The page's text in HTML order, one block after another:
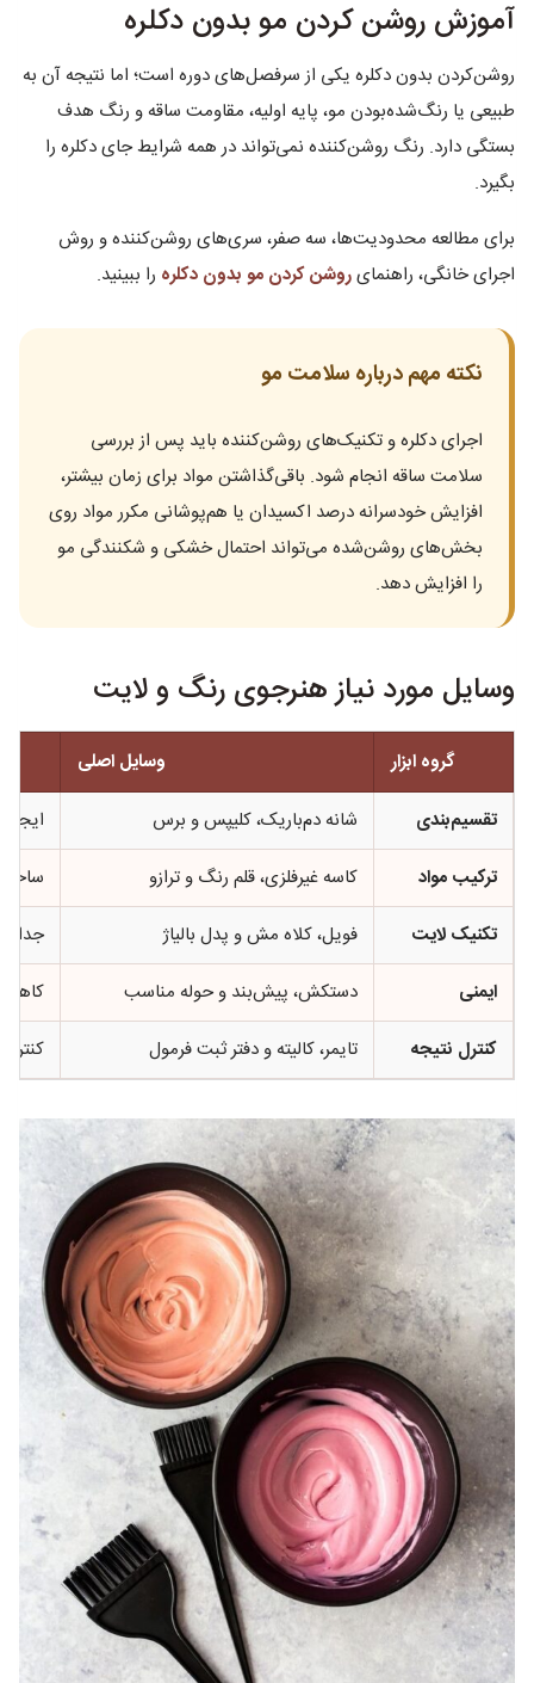
آموزش روشن کردن مو بدون دکلره
روشن‌کردن بدون دکلره یکی از سرفصل‌های دوره است؛ اما نتیجه آن به
طبیعی یا رنگ‌شده‌بودن مو، پایه اولیه، مقاومت ساقه و رنگ هدف
بستگی دارد. رنگ روشن‌کننده نمی‌تواند در همه شرایط جای دکلره را
بگیرد.
برای مطالعه محدودیت‌ها، سه صفر، سری‌های روشن‌کننده و روش
اجرای خانگی، راهنمایروشن کردن مو بدون دکلره را ببینید.
نکته مهم درباره سلامت مو
اجرای دکلره و تکنیک‌های روشن‌کننده باید پس از بررسی
سلامت ساقه انجام شود. باقی‌گذاشتن مواد برای زمان بیشتر،
افزایش خودسرانه درصد اکسیدان یا هم‌پوشانی مکرر مواد روی
بخش‌های روشن‌شده می‌تواند احتمال خشکی و شکنندگی مو
را افزایش دهد.
وسایل مورد نیاز هنرجوی رنگ و لایت
گروه ابزار
وسایل اصلی
تقسیم‌بندی
شانه دم‌باریک، کلیپس و برس
ترکیب مواد
کاسه غیرفلزی، قلم رنگ و ترازو
تکنیک لایت
فویل، کلاه مش و پدل بالیاژ
ایمنی
دستکش، پیش‌بند و حوله مناسب
کنترل نتیجه
تایمر، کالیته و دفتر ثبت فرمول